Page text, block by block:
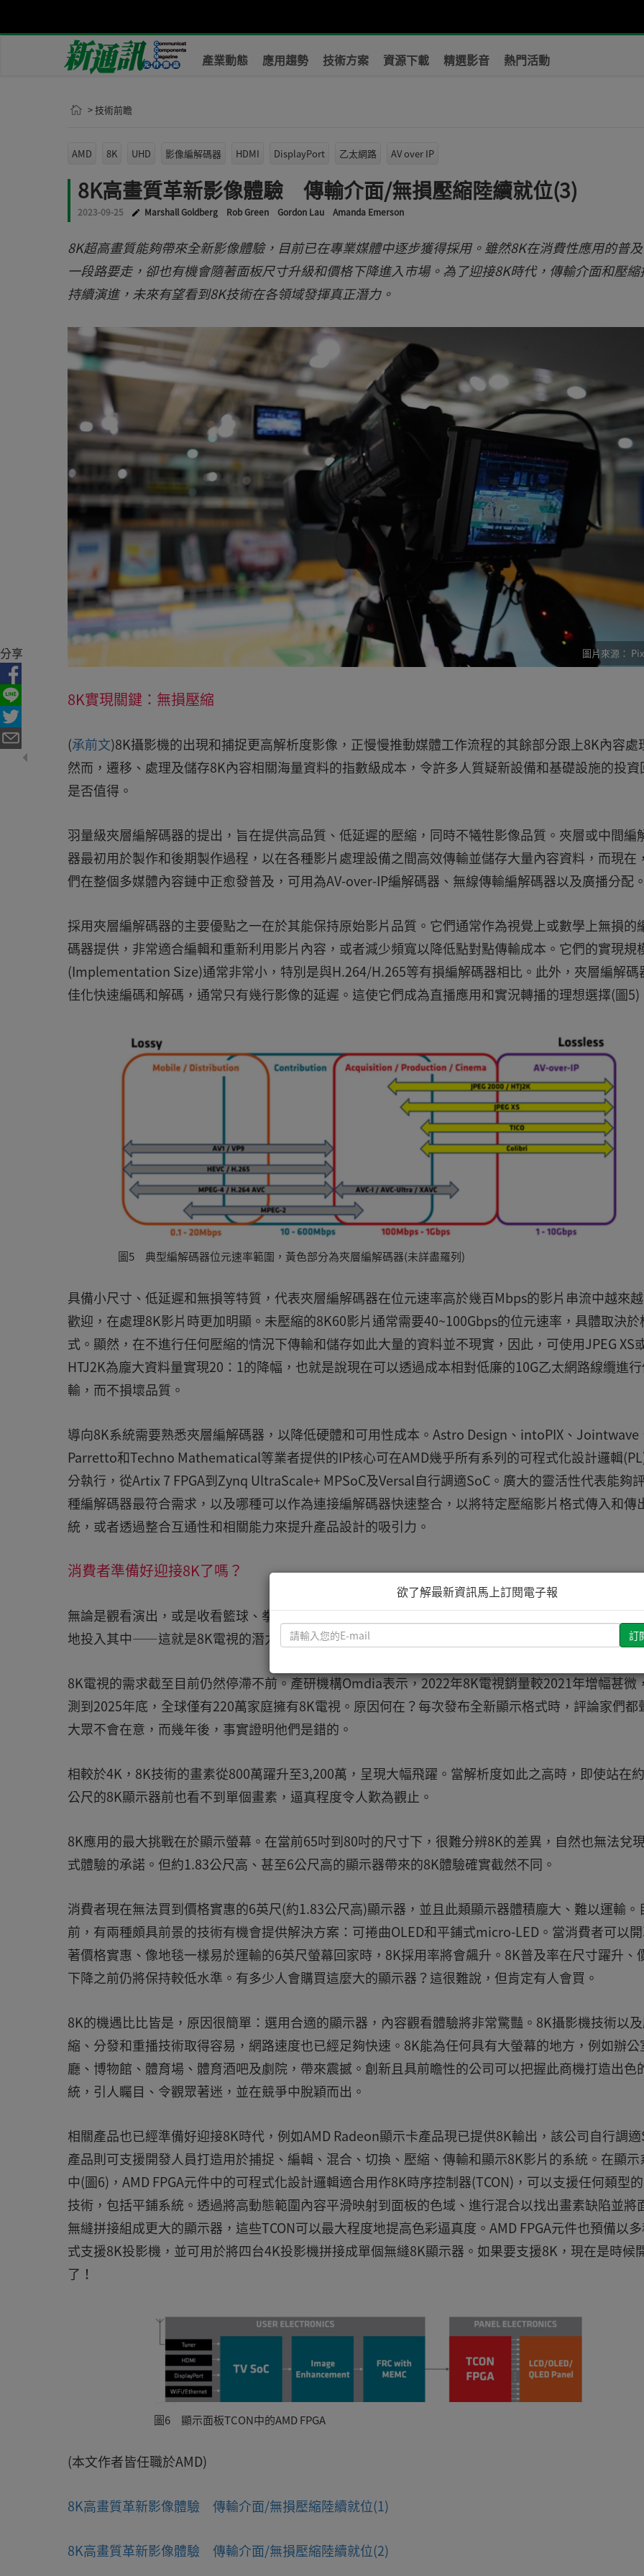
產業動態 應用趨勢 技術方案 資源下載 精選影音 熱門活動
> 技術前瞻
AMD 8K UHD 影像編解碼器 HDMI DisplayPort 乙太網路 AV over IP
8K高畫質革新影像體驗 傳輸介面/無損壓縮陸續就位(3)
2023-09-25 Marshall Goldberg Rob Green Gordon Lau Amanda Emerson
8K超高畫質能夠帶來全新影像體驗，目前已在專業媒體中逐步獲得採用。雖然8K在消費性應用的普
一段路要走，卻也有機會隨著面板尺寸升級和價格下降進入市場。為了迎接8K時代，傳輸介面和壓縮
持續演進，未來有望看到8K技術在各領域發揮真正潛力。
8K實現關鍵：無損壓縮
(承前文)8K攝影機的出現和捕捉更高解析度影像，正慢慢推動媒體工作流程的其餘部分跟上8K內容處
然而，遷移、處理及儲存8K內容相關海量資料的指數級成本，令許多人質疑新設備和基礎設施的投資
是否值得。
羽量級夾層編解碼器的提出，旨在提供高品質、低延遲的壓縮，同時不犧牲影像品質。夾層或中間編
器最初用於製作和後期製作過程，以在各種影片處理設備之間高效傳輸並儲存大量內容資料，而現在
們在整個多媒體內容鏈中正愈發普及，可用為AV-over-IP編解碼器、無線傳輸編解碼器以及廣播分配。
採用夾層編解碼器的主要優點之一在於其能保持原始影片品質。它們通常作為視覺上或數學上無損的
碼器提供，非常適合編輯和重新利用影片內容，或者減少頻寬以降低點對點傳輸成本。它們的實現規
(Implementation Size)通常非常小，特別是與H.264/H.265等有損編解碼器相比。此外，夾層編解碼
佳化快速編碼和解碼，通常只有幾行影像的延遲。這使它們成為直播應用和實況轉播的理想選擇(圖5)
圖5 典型編解碼器位元速率範圍，黃色部分為夾層編解碼器(未詳盡羅列)
具備小尺寸、低延遲和無損等特質，代表夾層編解碼器在位元速率高於幾百Mbps的影片串流中越來
歡迎，在處理8K影片時更加明顯。未壓縮的8K60影片通常需要40~100Gbps的位元速率，具體取決於
式。顯然，在不進行任何壓縮的情況下傳輸和儲存如此大量的資料並不現實，因此，可使用JPEG XS
HTJ2K為龐大資料量實現20：1的降幅，也就是說現在可以透過成本相對低廉的10G乙太網路線纜進
輸，而不損壞品質。
導向8K系統需要熟悉夾層編解碼器，以降低硬體和可用性成本。Astro Design、intoPIX、Jointwave
Parretto和Techno Mathematical等業者提供的IP核心可在AMD幾乎所有系列的可程式化設計邏輯
分執行，從Artix 7 FPGA到Zynq UltraScale+ MPSoC及Versal自行調適SoC。廣大的靈活性代表能夠
種編解碼器最符合需求，以及哪種可以作為連接編解碼器快速整合，以將特定壓縮影片格式傳入和傳
統，或者透過整合互通性和相關能力來提升產品設計的吸引力。
消費者準備好迎接8K了嗎？
無論是觀看演出，或是收看籃球、拳擊、曲棍球、棒球等精彩賽事，皆如置身最佳觀賞位置，可以全
地投入其中——這就是8K電視的潛力所在。
8K電視的需求截至目前仍然停滯不前。產研機構Omdia表示，2022年8K電視銷量較2021年增幅甚微
測到2025年底，全球僅有220萬家庭擁有8K電視。原因何在？每次發布全新顯示格式時，評論家們都
大眾不會在意，而幾年後，事實證明他們是錯的。
相較於4K，8K技術的畫素從800萬躍升至3,200萬，呈現大幅飛躍。當解析度如此之高時，即使站在
公尺的8K顯示器前也看不到單個畫素，逼真程度令人歎為觀止。
8K應用的最大挑戰在於顯示螢幕。在當前65吋到80吋的尺寸下，很難分辨8K的差異，自然也無法兌
式體驗的承諾。但約1.83公尺高、甚至6公尺高的顯示器帶來的8K體驗確實截然不同。
消費者現在無法買到價格實惠的6英尺(約1.83公尺高)顯示器，並且此類顯示器體積龐大、難以運輸。
前，有兩種頗具前景的技術有機會提供解決方案：可捲曲OLED和平鋪式micro-LED。當消費者可以
著價格實惠、像地毯一樣易於運輸的6英尺螢幕回家時，8K採用率將會飆升。8K普及率在尺寸躍升、
下降之前仍將保持較低水準。有多少人會購買這麼大的顯示器？這很難說，但肯定有人會買。
8K的機遇比比皆是，原因很簡單：選用合適的顯示器，內容觀看體驗將非常驚豔。8K攝影機技術以
縮、分發和重播技術取得容易，網路速度也已經足夠快速。8K能為任何具有大螢幕的地方，例如辦公
廳、博物館、體育場、體育酒吧及劇院，帶來震撼。創新且具前瞻性的公司可以把握此商機打造出色
統，引人矚目、令觀眾著迷，並在競爭中脫穎而出。
相關產品也已經準備好迎接8K時代，例如AMD Radeon顯示卡產品現已提供8K輸出，該公司自行調適
產品則可支援開發人員打造用於捕捉、編輯、混合、切換、壓縮、傳輸和顯示8K影片的系統。在顯示
中(圖6)，AMD FPGA元件中的可程式化設計邏輯適合用作8K時序控制器(TCON)，可以支援任何類型
技術，包括平鋪系統。透過將高動態範圍內容平滑映射到面板的色域、進行混合以找出畫素缺陷並將
無縫拼接組成更大的顯示器，這些TCON可以最大程度地提高色彩逼真度。AMD FPGA元件也預備以
式支援8K投影機，並可用於將四台4K投影機拼接成單個無縫8K顯示器。如果要支援8K，現在是時候
了！
圖6 顯示面板TCON中的AMD FPGA
(本文作者皆任職於AMD)
8K高畫質革新影像體驗 傳輸介面/無損壓縮陸續就位(1)
8K高畫質革新影像體驗 傳輸介面/無損壓縮陸續就位(2)
分享
欲了解最新資訊馬上訂閱電子報
輸
您
的
E-